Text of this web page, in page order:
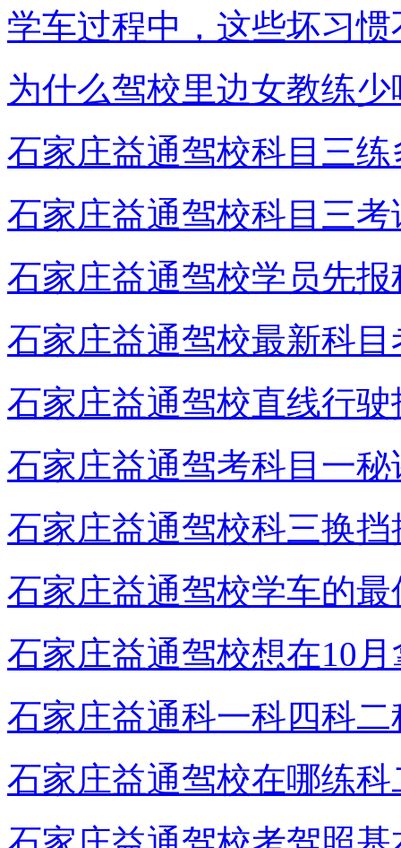
学车过程中，这些坏习惯
为什么驾校里边女教练少
石家庄益通驾校科目三练
石家庄益通驾校科目三考
石家庄益通驾校学员先
石家庄益通驾校最新科
石家庄益通驾校直线行驶
石家庄益通驾考科目一秘
石家庄益通驾校科三换挡
石家庄益通驾校学车的最
石家庄益通驾校想在10
石家庄益通科一科四科
石家庄益通驾校在哪练科